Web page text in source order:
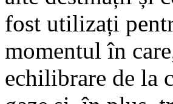
fost utilizați
momentul în
echilibrare de la